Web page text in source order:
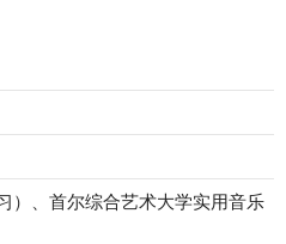
）、首尔综合艺术大学实用音乐